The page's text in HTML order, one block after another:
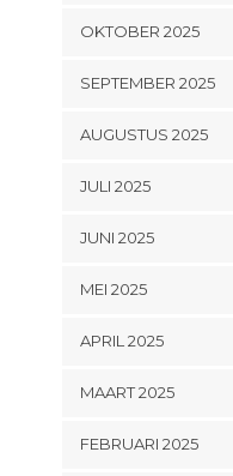
OKTOBER 2025
SEPTEMBER 2025
AUGUSTUS 2025
JULI 2025
JUNI 2025
MEI 2025
APRIL 2025
MAART 2025
FEBRUARI 2025